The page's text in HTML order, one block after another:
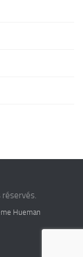
réservés.
Hueman